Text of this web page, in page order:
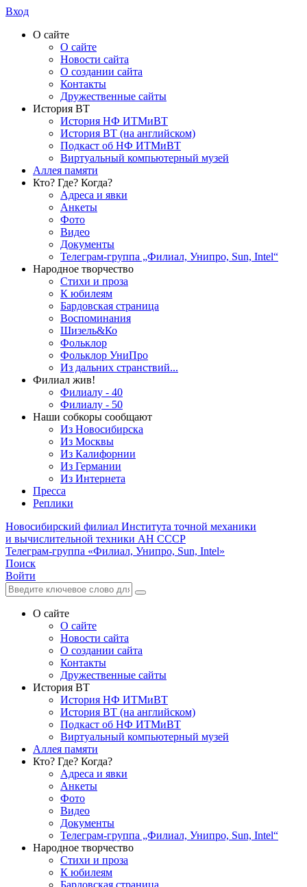
Вход
О сайте
О сайте
Новости сайта
О создании сайта
Контакты
Дружественные сайты
История ВТ
История НФ ИТМиВТ
История ВТ (на английском)
Подкаст об НФ ИТМиВТ
Виртуальный компьютерный музей
Аллея памяти
Кто? Где? Когда?
Адреса и явки
Анкеты
Фото
Видео
Документы
Телеграм-группа „Филиал, Унипро, Sun, Intel“
Народное творчество
Стихи и проза
К юбилеям
Бардовская страница
Воспоминания
Шизель&Ко
Фольклор
Фольклор УниПро
Из дальних странствий...
Филиал жив!
Филиалу - 40
Филиалу - 50
Наши собкоры сообщают
Из Новосибирска
Из Москвы
Из Калифорнии
Из Германии
Из Интернета
Пресса
Реплики
Новосибирский филиал Института точной механики
и вычислительной техники АН СССР
Телеграм-группа «Филиал, Унипро, Sun, Intel»
Поиск
Войти
О сайте
О сайте
Новости сайта
О создании сайта
Контакты
Дружественные сайты
История ВТ
История НФ ИТМиВТ
История ВТ (на английском)
Подкаст об НФ ИТМиВТ
Виртуальный компьютерный музей
Аллея памяти
Кто? Где? Когда?
Адреса и явки
Анкеты
Фото
Видео
Документы
Телеграм-группа „Филиал, Унипро, Sun, Intel“
Народное творчество
Стихи и проза
К юбилеям
Бардовская страница